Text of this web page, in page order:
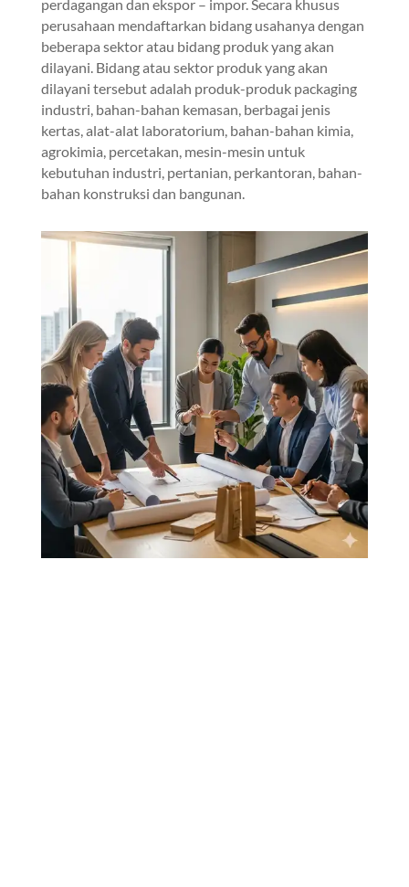
perdagangan dan ekspor – impor. Secara khusus
perusahaan mendaftarkan bidang usahanya dengan
beberapa sektor atau bidang produk yang akan
dilayani. Bidang atau sektor produk yang akan
dilayani tersebut adalah produk-produk packaging
industri, bahan-bahan kemasan, berbagai jenis
kertas, alat-alat laboratorium, bahan-bahan kimia,
agrokimia, percetakan, mesin-mesin untuk
kebutuhan industri, pertanian, perkantoran, bahan-
bahan konstruksi dan bangunan.